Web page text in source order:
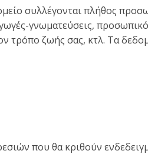
συλλέγονται πλήθος
γνωματεύσεις,
τρόπο ζωής σας, κτλ. Τα
που θα κριθούν